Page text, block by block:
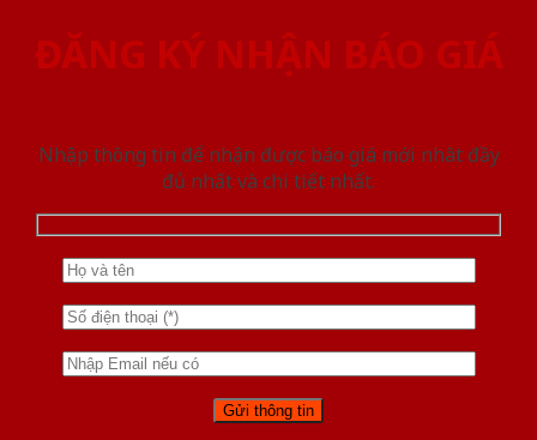
ĐĂNG KÝ NHẬN BÁO GIÁ
Nhập thông tin để nhận được báo giá mới nhât đầy
đủ nhất và chi tiết nhất.